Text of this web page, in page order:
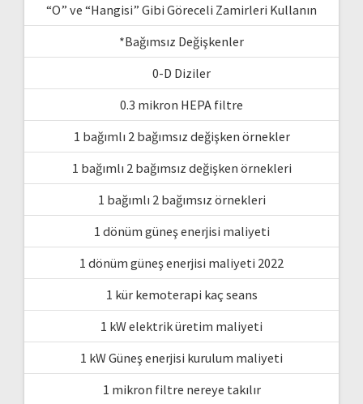
“O” ve “Hangisi” Gibi Göreceli Zamirleri Kullanın
*Bağımsız Değişkenler
0-D Diziler
0.3 mikron HEPA filtre
1 bağımlı 2 bağımsız değişken örnekler
1 bağımlı 2 bağımsız değişken örnekleri
1 bağımlı 2 bağımsız örnekleri
1 dönüm güneş enerjisi maliyeti
1 dönüm güneş enerjisi maliyeti 2022
1 kür kemoterapi kaç seans
1 kW elektrik üretim maliyeti
1 kW Güneş enerjisi kurulum maliyeti
1 mikron filtre nereye takılır